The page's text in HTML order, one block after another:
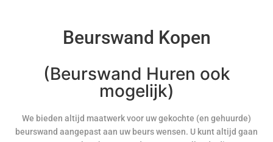
Beurswand Kopen
(Beurswand Huren ook
mogelijk)
We bieden altijd maatwerk voor uw gekochte (en gehuurde)
beurswand aangepast aan uw beurs wensen. U kunt altijd gaan